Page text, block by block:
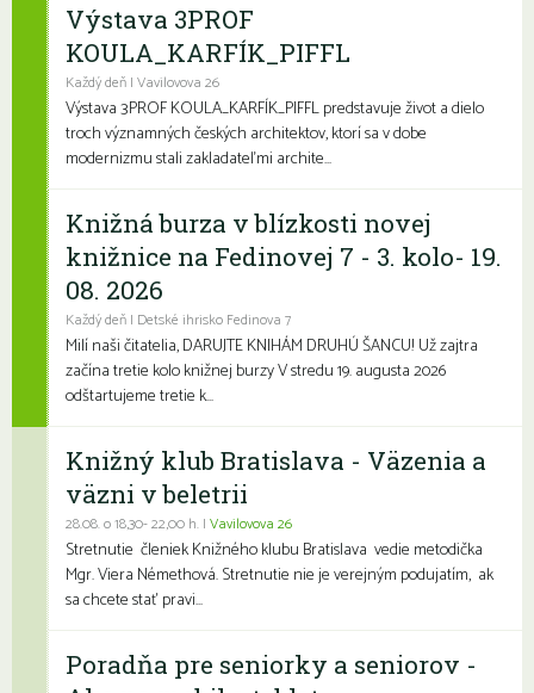
Výstava 3PROF
KOULA_KARFÍK_PIFFL
Každý deň | Vavilovova 26
Výstava 3PROF KOULA_KARFÍK_PIFFL predstavuje život a dielo
troch významných českých architektov, ktorí sa v dobe
modernizmu stali zakladateľmi archite...
Knižná burza v blízkosti novej
knižnice na Fedinovej 7 - 3. kolo- 19.
08. 2026
Každý deň | Detské ihrisko Fedinova 7
Milí naši čitatelia, DARUJTE KNIHÁM DRUHÚ ŠANCU! Už zajtra
začína tretie kolo knižnej burzy V stredu 19. augusta 2026
odštartujeme tretie k...
Knižný klub Bratislava - Väzenia a
väzni v beletrii
28.08. o 18,30- 22,00 h. | Vavilovova 26
Stretnutie členiek Knižného klubu Bratislava vedie metodička
Mgr. Viera Némethová. Stretnutie nie je verejným podujatím, ak
sa chcete stať pravi...
Poradňa pre seniorky a seniorov -